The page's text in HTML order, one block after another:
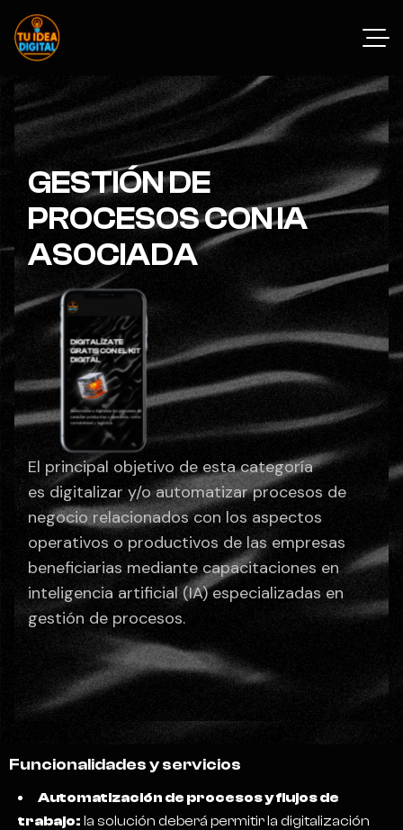
GESTIÓN DE
PROCESOS CON IA
ASOCIADA
El principal objetivo de esta categoría
es digitalizar y/o automatizar procesos de
negocio relacionados con los aspectos
operativos o productivos de las empresas
beneficiarias mediante capacitaciones en
inteligencia artificial (IA) especializadas en
gestión de procesos.
Funcionalidades y servicios
Automatización de procesos y flujos de
trabajo: la solución deberá permitir la digitalización